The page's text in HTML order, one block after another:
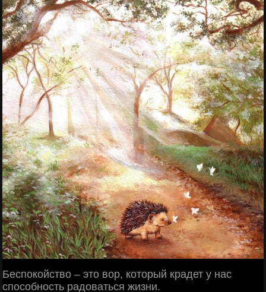
Беспокойство – это вор, который крадет у нас
способность радоваться жизни.